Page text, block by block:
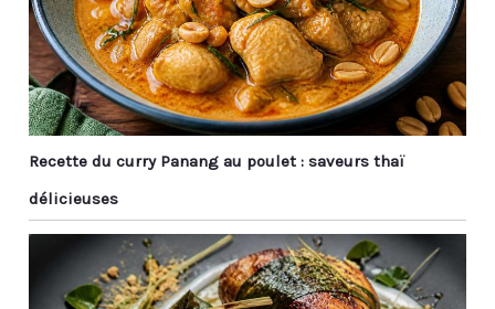
repas coréens ou
japonais.
varie selon les années et
les conditions de
croissance ont rendu
ces cuillères de table
faites à la main uniques.
CUILLÈRES À SOUPE
MULTIFONCTIONS: La
des soupes chaudes, du
café, faire du riz frit, des
currys et d'autres plats.
Recette du curry Panang au poulet : saveurs thaï
délicieuses